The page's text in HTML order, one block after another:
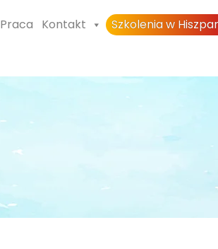
Praca Kontakt Szkolenia w